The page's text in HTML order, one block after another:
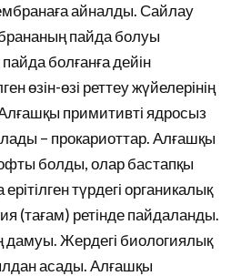
айналды. Сайлау
пайда болуы
болғанға дейін
өзін-өзі реттеу жүйелерінің
примитивті ядросыз
– прокариоттар. Алғашқы
болды, олар бастапқы
түрдегі органикалық
(тағам) ретінде пайдаланды.
дамуы. Жердегі биологиялық
асады. Алғашқы